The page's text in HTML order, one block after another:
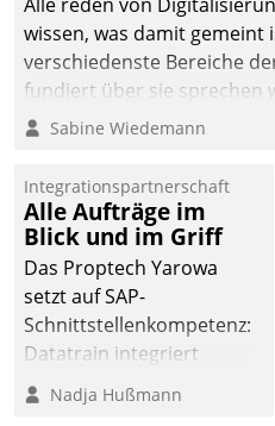
wissen, was damit
verschiedenste Bereiche
fundiert über sie sprechen
klären. Ein Aspekt ist die
Einsparungen durch
Prozesse. Doch man darf
mit der Einführung einer
getan. Die Digitalisierung
die Bereitschaft, sich zu
und zu verändern.
Sabine Wiedemann
Integrationspartnerschaft
Alle Aufträge im
Blick und im Griff
Das Proptech Yarowa
setzt auf SAP-
Schnittstellenkompetenz:
Datatrain integriert
Yarowas Portal zur
Vergabe und Verwaltung
Nadja Hußmann